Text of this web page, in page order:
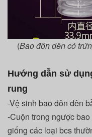
(Bao đôn dên có
Hướng dẫn sử
rung
-Vệ sinh bao đôn dên
-Cuộn trong ngược
giống các loại bcs